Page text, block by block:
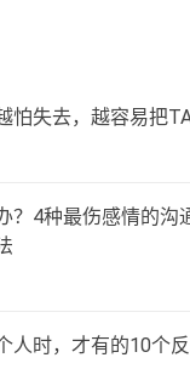
怕失去，越容易把
？4种最伤感情的沟
人时，才有的10个